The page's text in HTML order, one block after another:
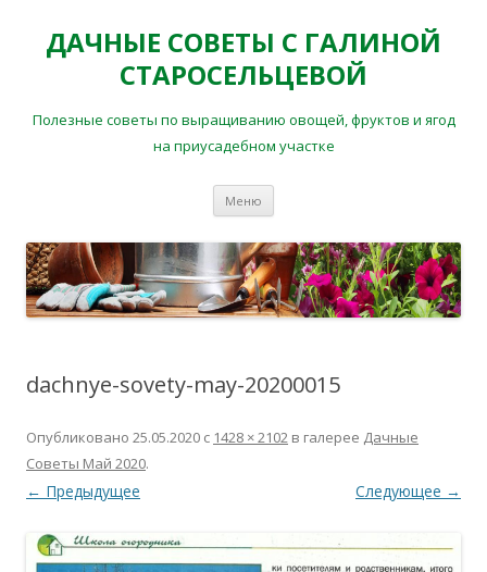
ДАЧНЫЕ СОВЕТЫ С ГАЛИНОЙ
СТАРОСЕЛЬЦЕВОЙ
Полезные советы по выращиванию овощей, фруктов и ягод
на приусадебном участке
Меню
dachnye-sovety-may-20200015
Опубликовано 25.05.2020 с 1428 × 2102 в галерее Дачные
Советы Май 2020.
← Предыдущее Следующее →